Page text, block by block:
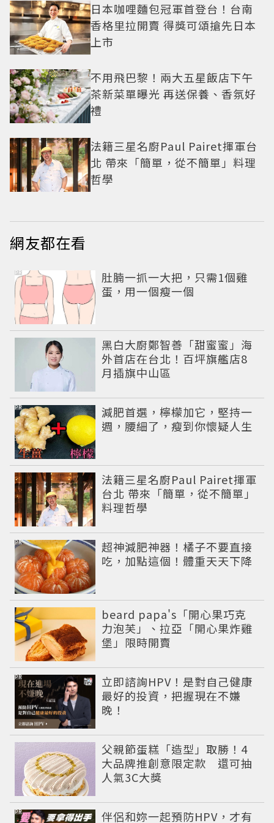
日本咖哩麵包冠軍首登台！台南
香格里拉開賣 得獎可頌搶先日本
上市
不用飛巴黎！兩大五星飯店下午
茶新菜單曝光 再送保養、香氛好
禮
法籍三星名廚Paul Pairet揮軍台
北 帶來「簡單，從不簡單」料理
哲學
網友都在看
肚腩一抓一大把，只需1個雞
蛋，用一個瘦一個
PR
黑白大廚鄭智善「甜蜜蜜」海
外首店在台北！百坪旗艦店8
月插旗中山區
減肥首選，檸檬加它，堅持一
週，腰細了，瘦到你懷疑人生
PR
法籍三星名廚Paul Pairet揮軍
台北 帶來「簡單，從不簡單」
料理哲學
超神減肥神器！橘子不要直接
吃，加點這個！體重天天下降
PR
beard papa's「開心果巧克
力泡芙」、拉亞「開心果炸雞
堡」限時開賣
立即諮詢HPV！是對自己健康
最好的投資，把握現在不嫌
晚！
PR
父親節蛋糕「造型」取勝！4
大品牌推創意限定款 還可抽
人氣3C大獎
伴侶和妳一起預防HPV，才有
PR